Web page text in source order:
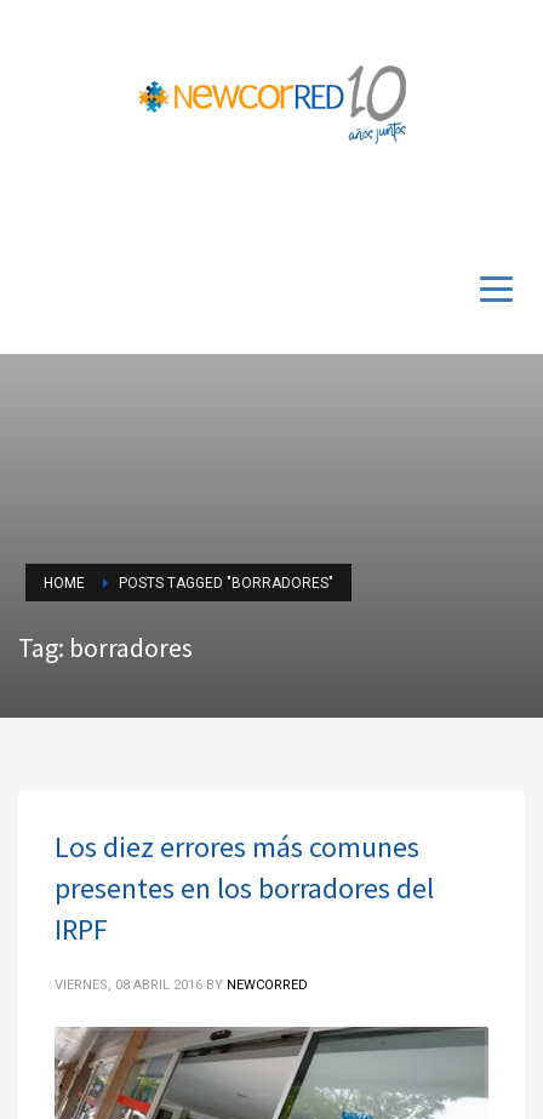
HOME POSTS TAGGED "BORRADORES"
Tag: borradores
Los diez errores más comunes
presentes en los borradores del
IRPF
VIERNES, 08 ABRIL 2016 BY NEWCORRED